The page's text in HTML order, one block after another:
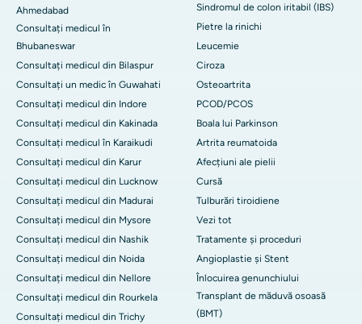
Ahmedabad
Consultați medicul în
Bhubaneswar
Consultați medicul din Bilaspur
Consultați un medic în Guwahati
Consultați medicul din Indore
Consultați medicul din Kakinada
Consultați medicul în Karaikudi
Consultați medicul din Karur
Consultați medicul din Lucknow
Consultați medicul din Madurai
Consultați medicul din Mysore
Consultați medicul din Nashik
Consultați medicul din Noida
Consultați medicul din Nellore
Consultați medicul din Rourkela
Consultați medicul din Trichy
Sindromul de colon iritabil (IBS)
Pietre la rinichi
Leucemie
Ciroza
Osteoartrita
PCOD/PCOS
Boala lui Parkinson
Artrita reumatoida
Afecțiuni ale pielii
Cursă
Tulburări tiroidiene
Vezi tot
Tratamente și proceduri
Angioplastie și Stent
Înlocuirea genunchiului
Transplant de măduvă osoasă
(BMT)